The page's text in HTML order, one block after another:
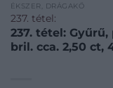
ÉKSZER, DRÁGAKŐ
237. tétel:
237. tétel: Gyűrű,
bril. cca. 2,50 ct,